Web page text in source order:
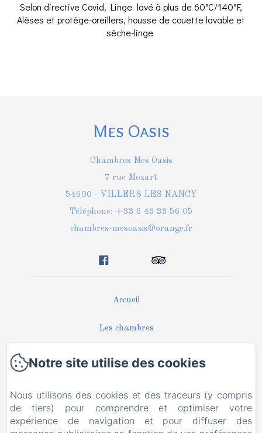
Selon directive Covid, Linge lavé à plus de 60°C/140°F,
Alèses et protège-oreillers, housse de couette lavable et
sèche-linge
Mes Oasis
Chambres Mes Oasis
7 rue Mozart
54600 - VILLERS LES NANCY
Téléphone: +33 6 43 33 56 05
chambres-mesoasis@orange.fr
Accueil
Les chambres
Tourisme & Affaires
Actualités
Notre site utilise des cookies
Nous utilisons des cookies et des traceurs (y compris
de tiers) pour comprendre et optimiser votre
expérience de navigation et pour diffuser des